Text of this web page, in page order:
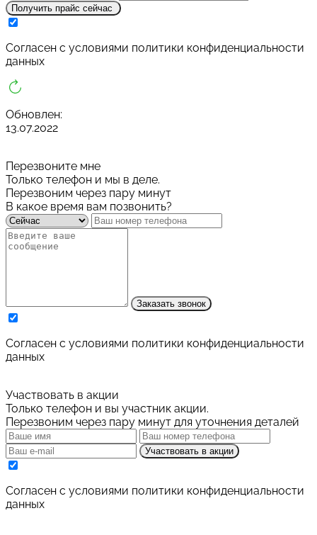
Получить прайс сейчас
Cогласен с условиями политики конфиденциальности
данных
Обновлен:
13.07.2022
Перезвоните мне
Только телефон и мы в деле.
Перезвоним через пару минут
В какое время вам позвонить?
Заказать звонок
Cогласен с условиями политики конфиденциальности
данных
Участвовать в акции
Только телефон и вы участник акции.
Перезвоним через пару минут для уточнения деталей
Участвовать в акции
Cогласен с условиями политики конфиденциальности
данных